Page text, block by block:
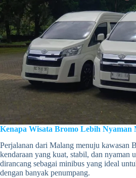
Kenapa Wisata Bromo Lebih Nyaman
Perjalanan dari Malang menuju kawasan
kendaraan yang kuat, stabil, dan nyaman
dirancang sebagai minibus yang ideal
dengan banyak penumpang.